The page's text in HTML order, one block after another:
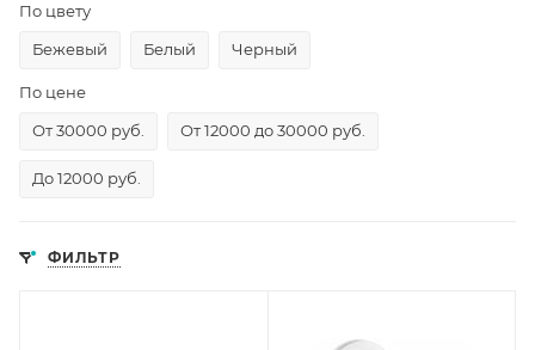
По цвету
Бежевый
Белый Черный
По цене
От 30000 руб.
От 12000 до 30000 руб.
До 12000 руб.
ФИЛЬТР